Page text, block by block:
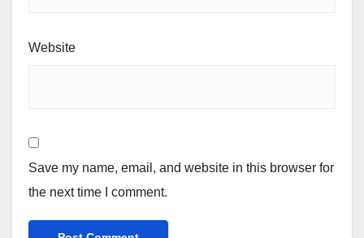
Website
Save my name, email, and website in this browser for
the next time I comment.